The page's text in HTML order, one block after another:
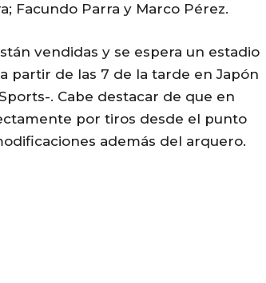
Facundo Parra y Marco Pérez.
vendidas y se espera un estadio
partir de las 7 de la tarde en Japón
. Cabe destacar de que en
por tiros desde el punto
además del arquero.